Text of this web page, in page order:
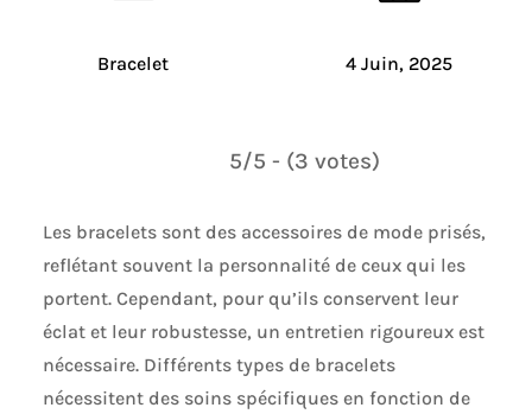
Bracelet 4 Juin, 2025
5/5 - (3 votes)
Les bracelets sont des accessoires de mode prisés,
reflétant souvent la personnalité de ceux qui les
portent. Cependant, pour qu’ils conservent leur
éclat et leur robustesse, un entretien rigoureux est
nécessaire. Différents types de bracelets
nécessitent des soins spécifiques en fonction de